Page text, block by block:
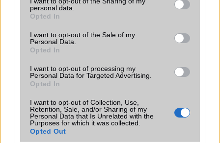
grant or deny consent to Google and its third-party tags to
use your data for below specified purposes in below Google
consent section.
personal data.
Opted In
I want to opt-out of the Sale of my
Personal Data.
Opted In
I want to opt-out of processing my
Personal Data for Targeted Advertising.
Opted In
I want to opt-out of Collection, Use,
Retention, Sale, and/or Sharing of my
Personal Data that Is Unrelated with the
Purposes for which it was collected.
Opted Out
telefon
2021.10.10
A legújabb szivárgásnak köszönhetően megtekinthetjük a
290 dolláros Samsung Galaxy A13 5G telefon kialakítását.